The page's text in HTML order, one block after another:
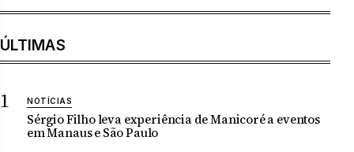
ÚLTIMAS
NOTÍCIAS
Sérgio Filho leva experiência de Manicoré a eventos
em Manaus e São Paulo